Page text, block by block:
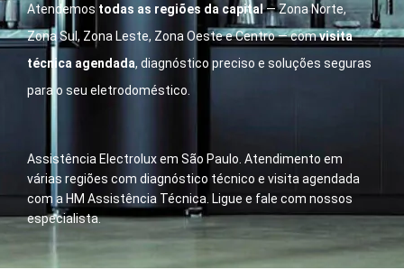
Atendemos todas as regiões da capital— Zona Norte,
Zona Sul, Zona Leste, Zona Oeste e Centro — comvisita
técnica agendada, diagnóstico preciso e soluções seguras
para o seu eletrodoméstico.
Assistência Electrolux em São Paulo. Atendimento em
várias regiões com diagnóstico técnico e visita agendada
com a HM Assistência Técnica. Ligue e fale com nossos
especialista.